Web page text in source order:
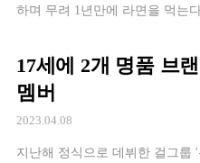
하며 무려 1년만에 라면을 먹는
17세에 2개 명품 브
멤버
2023.04.08
지난해 정식으로 데뷔한 걸그룹